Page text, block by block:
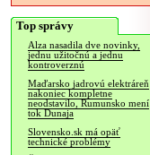
Top správy
Alza nasadila dve novinky,
jednu užitočnú a jednu
kontroverznú
Maďarsko jadrovú elektráreň
nakoniec kompletne
neodstavilo, Rumunsko mení
tok Dunaja
Slovensko.sk má opäť
technické problémy